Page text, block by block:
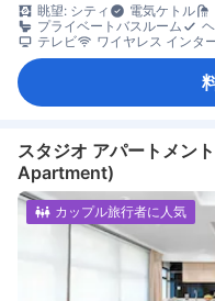
眺望: シティ
電気ケトル
プライベートバスルーム
テレビ
ワイヤレス インタ
スタジオ アパートメン
Apartment)
カップル旅行者に人気